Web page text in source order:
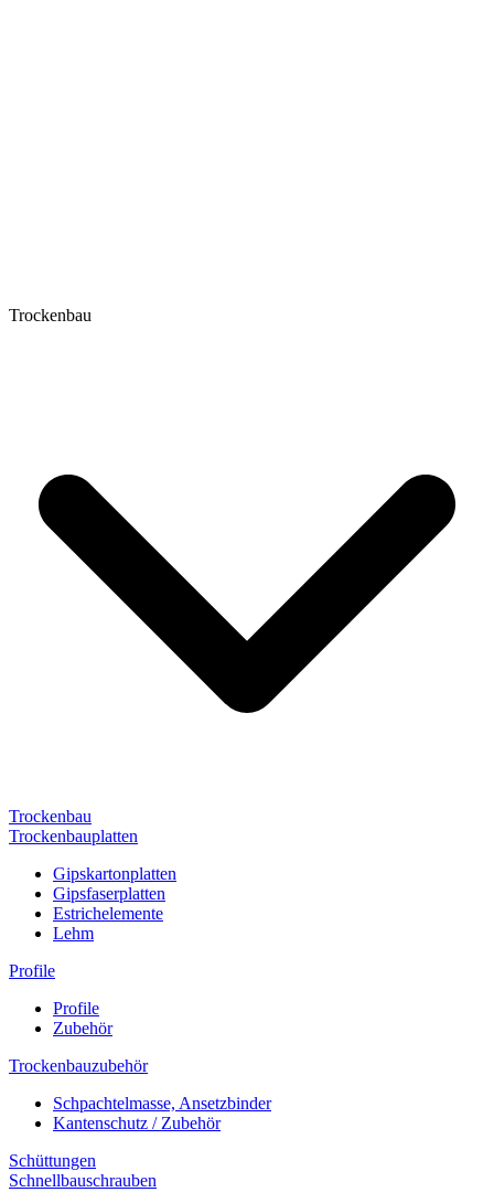
Trockenbau
Trockenbau
Trockenbauplatten
Gipskartonplatten
Gipsfaserplatten
Estrichelemente
Lehm
Profile
Profile
Zubehör
Trockenbauzubehör
Schpachtelmasse, Ansetzbinder
Kantenschutz / Zubehör
Schüttungen
Schnellbauschrauben